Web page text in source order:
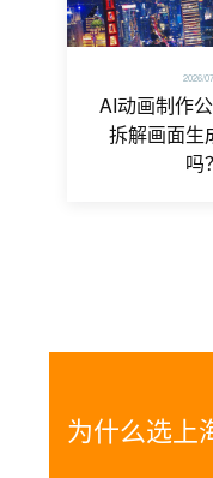
2026/
AI动画制作
拆解画面生
吗
为什么选上